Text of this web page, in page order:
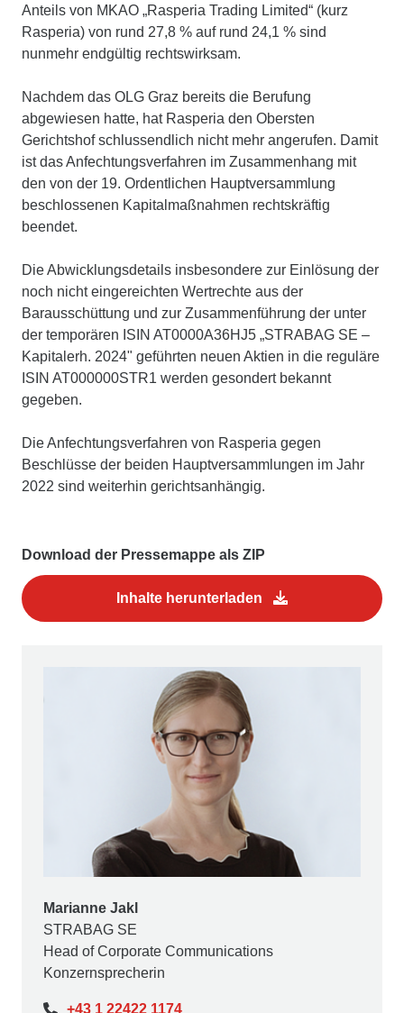
Anteils von MKAO „Rasperia Trading Limited“ (kurz
Rasperia) von rund 27,8 % auf rund 24,1 % sind
nunmehr endgültig rechtswirksam.
Nachdem das OLG Graz bereits die Berufung
abgewiesen hatte, hat Rasperia den Obersten
Gerichtshof schlussendlich nicht mehr angerufen. Damit
ist das Anfechtungsverfahren im Zusammenhang mit
den von der 19. Ordentlichen Hauptversammlung
beschlossenen Kapitalmaßnahmen rechtskräftig
beendet.
Die Abwicklungsdetails insbesondere zur Einlösung der
noch nicht eingereichten Wertrechte aus der
Barausschüttung und zur Zusammenführung der unter
der temporären ISIN AT0000A36HJ5 „STRABAG SE –
Kapitalerh. 2024" geführten neuen Aktien in die reguläre
ISIN AT000000STR1 werden gesondert bekannt
gegeben.
Die Anfechtungsverfahren von Rasperia gegen
Beschlüsse der beiden Hauptversammlungen im Jahr
2022 sind weiterhin gerichtsanhängig.
Download der Pressemappe als ZIP
Inhalte herunterladen
Marianne Jakl
STRABAG SE
Head of Corporate Communications
Konzernsprecherin
+43 1 22422 1174